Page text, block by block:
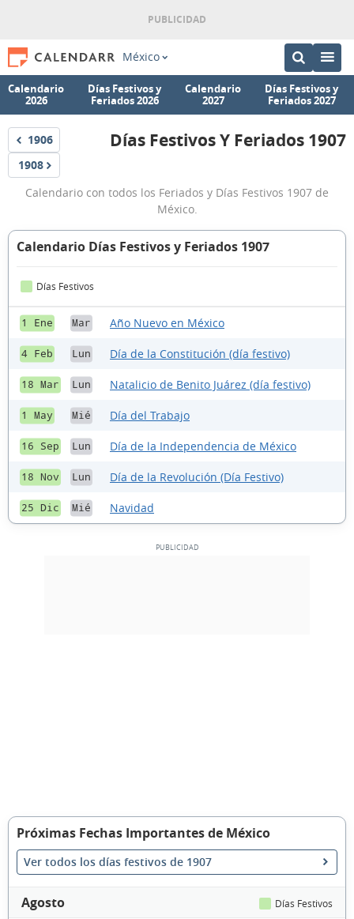
México
Calendario
2026
Días Festivos y
Feriados 2026
Calendario
2027
Días Festivos y
Feriados 2027
Festivos
1906
Días
y
Feriados
1907
Días Festivos Y Feriados 1907
Festivos
1908
Calendario con todos los Feriados y Días Festivos 1907 de
México.
Calendario Días Festivos y Feriados 1907
Días Festivos
1 Ene Mar Año Nuevo en México
4 Feb Lun Día de la Constitución (día festivo)
18 Mar Lun Natalicio de Benito Juárez (día festivo)
1 May Mié Día del Trabajo
16 Sep Lun Día de la Independencia de México
18 Nov Lun Día de la Revolución (Día Festivo)
25 Dic Mié Navidad
Próximas Fechas Importantes de México
Ver todos los días festivos de 1907
Agosto Días Festivos